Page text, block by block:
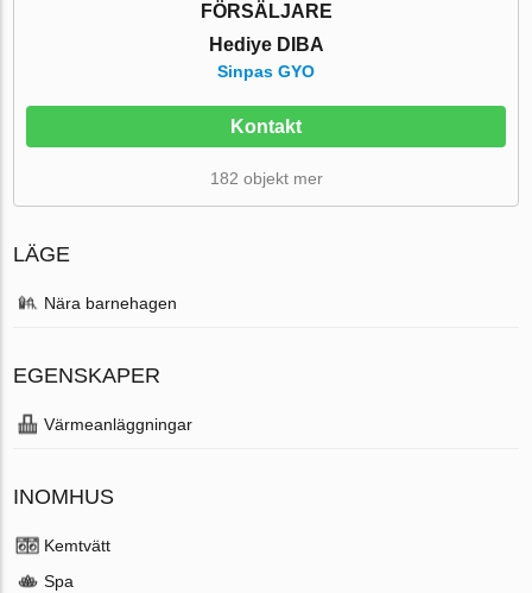
FÖRSÄLJARE
Hediye DIBA
Sinpas GYO
Kontakt
182 objekt mer
LÄGE
Nära barnehagen
EGENSKAPER
Värmeanläggningar
INOMHUS
Kemtvätt
Spa